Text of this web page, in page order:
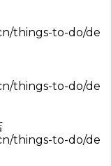
things-to-do/de
things-to-do/de
things-to-do/de